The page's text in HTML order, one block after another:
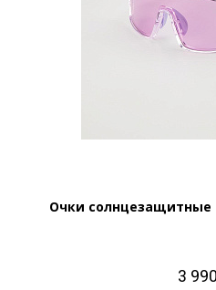
Очки солнцезащитные
3